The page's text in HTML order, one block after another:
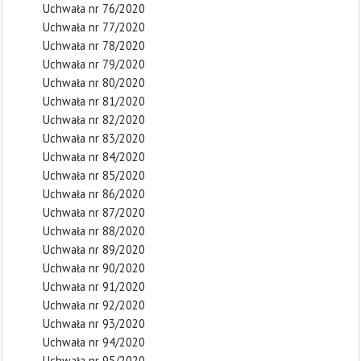
Uchwała nr 76/2020
Uchwała nr 77/2020
Uchwała nr 78/2020
Uchwała nr 79/2020
Uchwała nr 80/2020
Uchwała nr 81/2020
Uchwała nr 82/2020
Uchwała nr 83/2020
Uchwała nr 84/2020
Uchwała nr 85/2020
Uchwała nr 86/2020
Uchwała nr 87/2020
Uchwała nr 88/2020
Uchwała nr 89/2020
Uchwała nr 90/2020
Uchwała nr 91/2020
Uchwała nr 92/2020
Uchwała nr 93/2020
Uchwała nr 94/2020